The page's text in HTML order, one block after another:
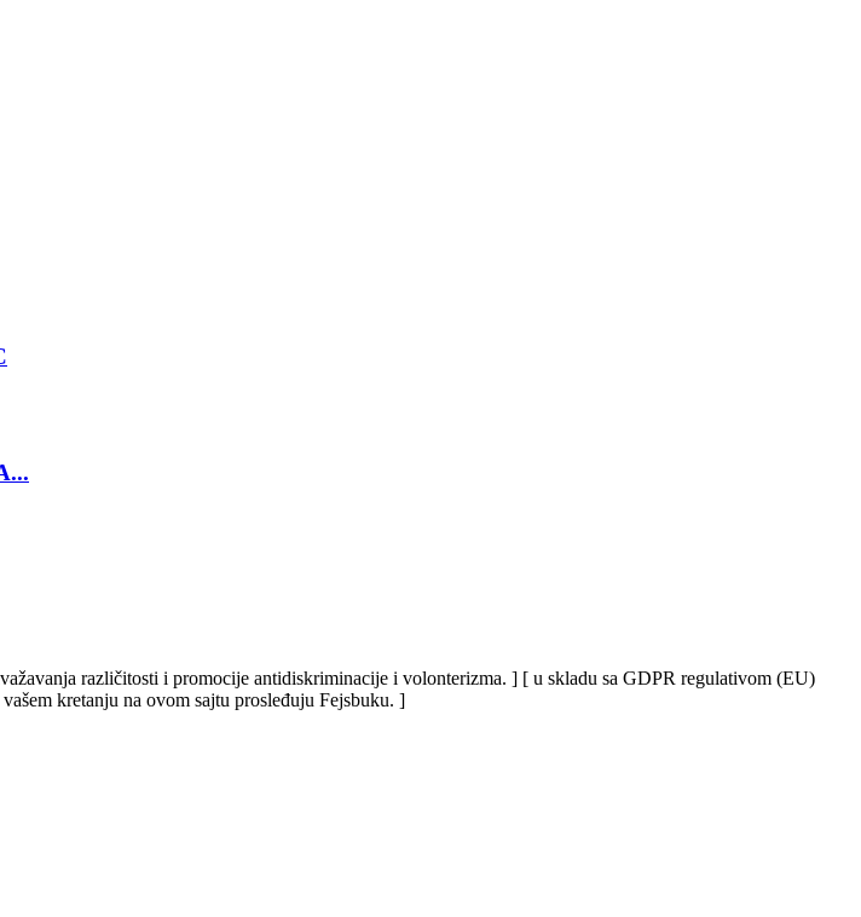
različitosti i promocije antidiskriminacije i volonterizma. ] [ u skladu sa GDPR regulativom (EU)
kretanju na ovom sajtu prosleđuju Fejsbuku. ]